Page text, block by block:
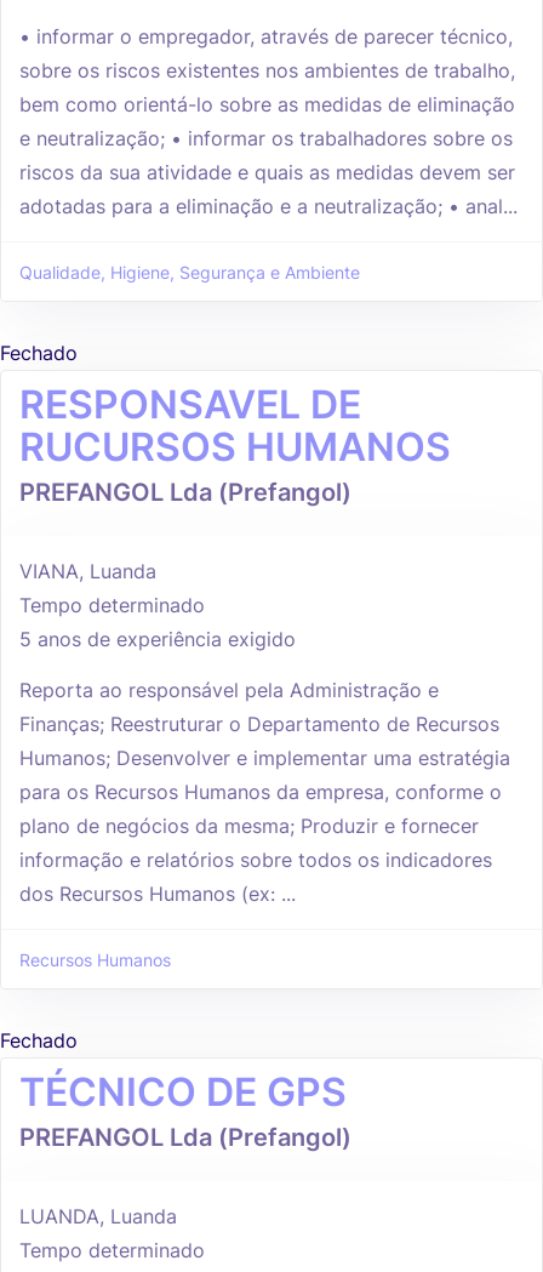
• informar o empregador, através de parecer técnico,
sobre os riscos existentes nos ambientes de trabalho,
bem como orientá-lo sobre as medidas de eliminação
e neutralização; • informar os trabalhadores sobre os
riscos da sua atividade e quais as medidas devem ser
adotadas para a eliminação e a neutralização; • anal...
Qualidade, Higiene, Segurança e Ambiente
Fechado
RESPONSAVEL DE
RUCURSOS HUMANOS
PREFANGOL Lda (Prefangol)
VIANA, Luanda
Tempo determinado
5 anos de experiência exigido
Reporta ao responsável pela Administração e
Finanças; Reestruturar o Departamento de Recursos
Humanos; Desenvolver e implementar uma estratégia
para os Recursos Humanos da empresa, conforme o
plano de negócios da mesma; Produzir e fornecer
informação e relatórios sobre todos os indicadores
dos Recursos Humanos (ex: ...
Recursos Humanos
Fechado
TÉCNICO DE GPS
PREFANGOL Lda (Prefangol)
LUANDA, Luanda
Tempo determinado